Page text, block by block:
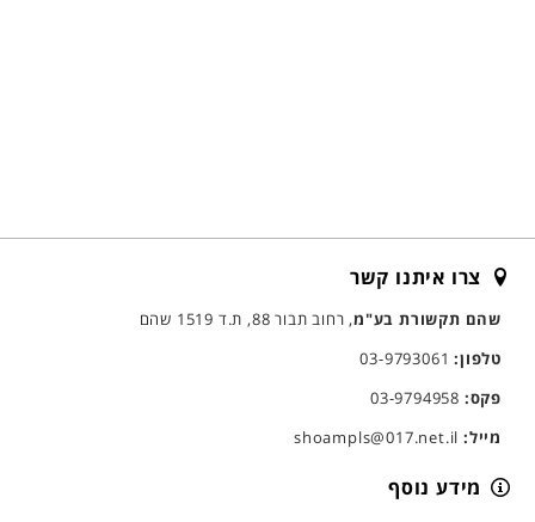
צרו איתנו קשר
שהם תקשורת בע"מ, רחוב תבור 88, ת.ד 1519 שהם
טלפון:03-9793061
פקס:
מייל:
מידע נוסף